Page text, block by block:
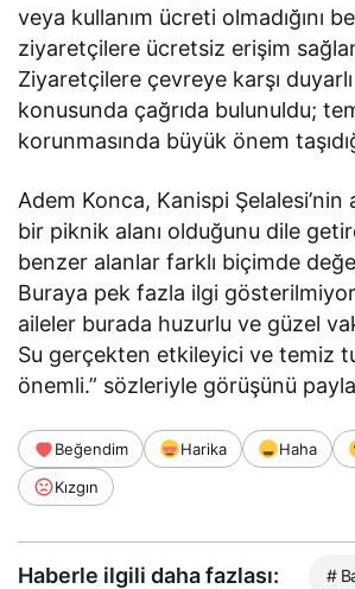
veya kullanım ücreti olmadığını
ziyaretçilere ücretsiz erişim
Ziyaretçilere çevreye karşı
konusunda çağrıda bulunuldu;
korunmasında büyük önem
Adem Konca, Kanispi Şelalesi’nin
bir piknik alanı olduğunu dile
benzer alanlar farklı biçimde
Buraya pek fazla ilgi
aileler burada huzurlu ve güzel
Su gerçekten etkileyici ve temiz
önemli.” sözleriyle görüşünü
Beğendim Harika Haha
Kızgın
Haberle ilgili daha fazlası: #